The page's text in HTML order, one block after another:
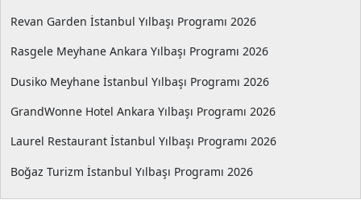
Revan Garden İstanbul Yılbaşı Programı 2026
Rasgele Meyhane Ankara Yılbaşı Programı 2026
Dusiko Meyhane İstanbul Yılbaşı Programı 2026
GrandWonne Hotel Ankara Yılbaşı Programı 2026
Laurel Restaurant İstanbul Yılbaşı Programı 2026
Boğaz Turizm İstanbul Yılbaşı Programı 2026